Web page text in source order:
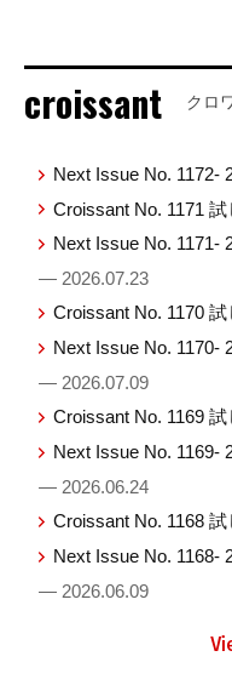
croissant クロ
Next Issue No. 1172-
Croissant No. 1171
Next Issue No. 1171-
— 2026.07.23
Croissant No. 1170
Next Issue No. 1170-
— 2026.07.09
Croissant No. 1169
Next Issue No. 1169-
— 2026.06.24
Croissant No. 1168
Next Issue No. 1168-
— 2026.06.09